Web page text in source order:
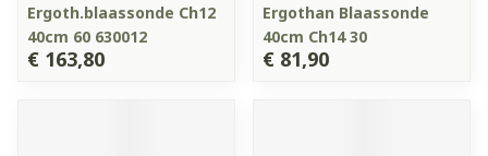
Ergoth.blaassonde Ch12
40cm 60 630012
€ 163,80
Ergothan Blaassonde
40cm Ch14 30
€ 81,90